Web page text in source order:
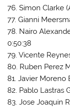
76. Simon Clarke
77. Gianni
78. Nairo
0:50:38
79. Vicente
80. Ruben Perez
81. Javier Moreno
82. Pablo Lastras
83. Jose Joaquin